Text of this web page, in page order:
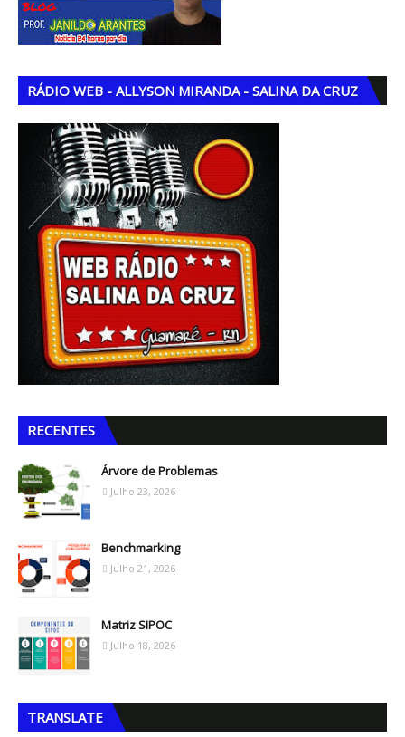
RÁDIO WEB - ALLYSON MIRANDA - SALINA DA CRUZ
RECENTES
Árvore de Problemas
Julho 23, 2026
Benchmarking
Julho 21, 2026
Matriz SIPOC
Julho 18, 2026
TRANSLATE